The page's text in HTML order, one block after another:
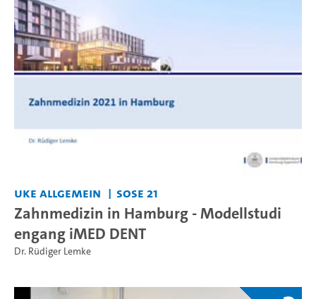
UKE allgemein SoSe 21
Zahnmedizin in Hamburg - Modellstudi
engang iMED DENT
Dr. Rüdiger Lemke